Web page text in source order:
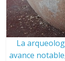
La
avance